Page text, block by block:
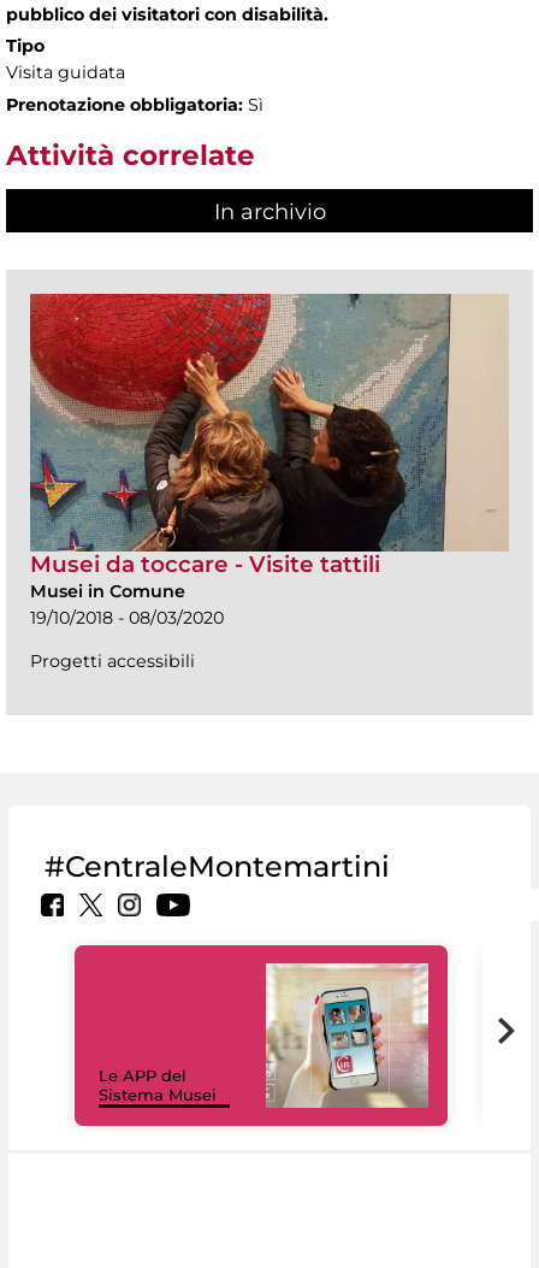
pubblico dei visitatori con disabilità.
Tipo
Visita guidata
Prenotazione obbligatoria: Sì
Attività correlate
In archivio
Musei da toccare - Visite tattili
Musei in Comune
19/10/2018 - 08/03/2020
Progetti accessibili
#CentraleMontemartini
Le APP del
Sistema Musei